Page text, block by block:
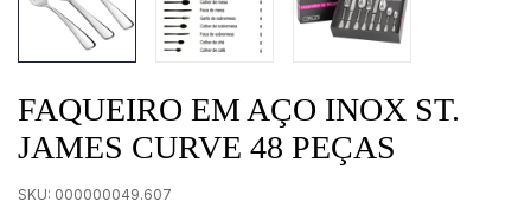
FAQUEIRO EM AÇO INOX ST.
JAMES CURVE 48 PEÇAS
SKU: 000000049.607